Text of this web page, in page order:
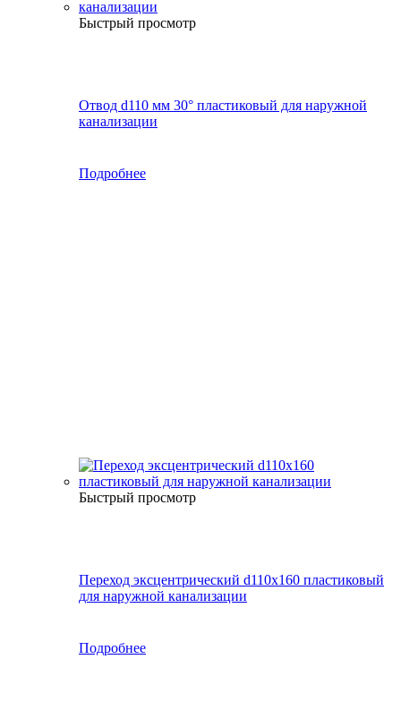
Быстрый просмотр
Отвод d110 мм 30° пластиковый для наружной
канализации
Подробнее
Быстрый просмотр
Переход эксцентрический d110х160 пластиковый
для наружной канализации
Подробнее